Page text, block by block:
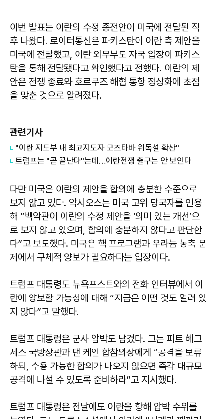
이번 발표는 이란의 수정 종전안이 미국에 전달된 직
후 나왔다. 로이터통신은 파키스탄이 이란 측 제안을
미국에 전달했고, 이란 외무부도 자국 입장이 파키스
탄을 통해 전달됐다고 확인했다고 전했다. 이란의 제
안은 전쟁 종료와 호르무즈 해협 통항 정상화에 초점
을 맞춘 것으로 알려졌다.
관련기사
"이란 지도부 내 최고지도자 모즈타바 위독설 확산"
트럼프는 "곧 끝난다"는데…이란전쟁 출구는 안 보인다
다만 미국은 이란의 제안을 합의에 충분한 수준으로
보지 않고 있다. 악시오스는 미국 고위 당국자를 인용
해 “백악관이 이란의 수정 제안을 ‘의미 있는 개선’으
로 보지 않고 있으며, 합의에 충분하지 않다고 판단한
다”고 보도했다. 미국은 핵 프로그램과 우라늄 농축 문
제에서 구체적 양보가 필요하다는 입장이다.
트럼프 대통령도 뉴욕포스트와의 전화 인터뷰에서 이
란에 양보할 가능성에 대해 “지금은 어떤 것도 열려 있
지 않다”고 말했다.
트럼프 대통령은 군사 압박도 남겼다. 그는 피트 헤그
세스 국방장관과 댄 케인 합참의장에게 “공격을 보류
하되, 수용 가능한 합의가 나오지 않으면 즉각 대규모
공격에 나설 수 있도록 준비하라”고 지시했다.
트럼프 대통령은 전날에도 이란을 향해 압박 수위를